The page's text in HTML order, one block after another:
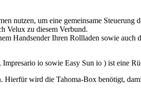
nutzen, um eine gemeinsame Steuerung
Velux zu diesem Verbund.
Handsender Ihren Rollladen sowie auch
io sowie Easy Sun io ) ist eine
Hierfür wird die Tahoma-Box benötigt,